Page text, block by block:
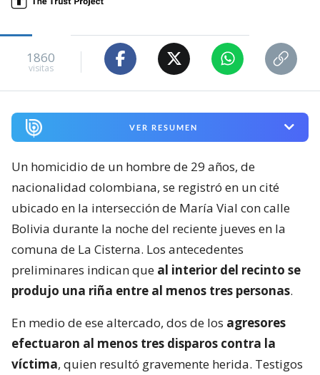
1860
visitas
VER RESUMEN
Un homicidio de un hombre de 29 años, de
nacionalidad colombiana, se registró en un cité
ubicado en la intersección de María Vial con calle
Bolivia durante la noche del reciente jueves en la
comuna de La Cisterna. Los antecedentes
preliminares indican que al interior del recinto se
produjo una riña entre al menos tres personas.
En medio de ese altercado, dos de los agresores
efectuaron al menos tres disparos contra la
víctima, quien resultó gravemente herida. Testigos